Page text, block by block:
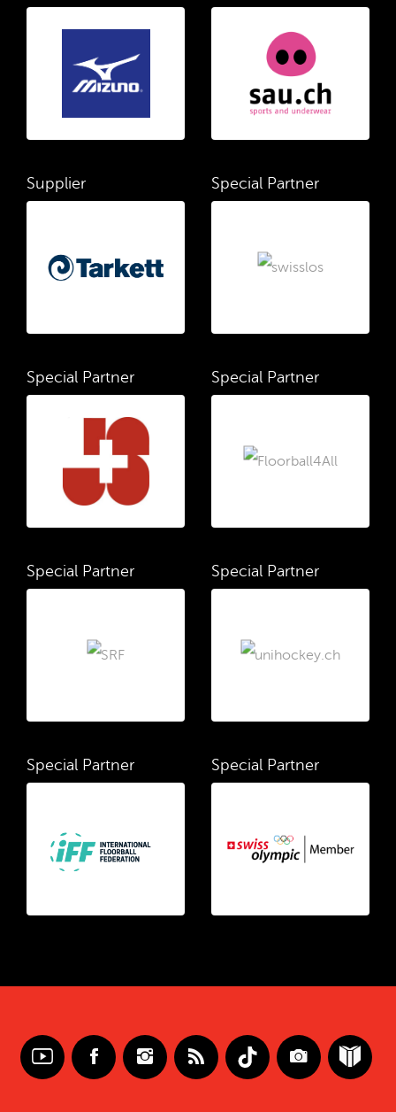
Supplier Special Partner
Special Partner Special Partner
Special Partner Special Partner
Special Partner Special Partner